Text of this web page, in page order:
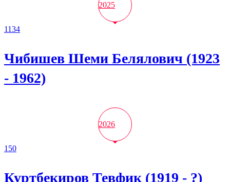
2025
1134
Чибишев Шеми Белялович (1923
- 1962)
2026
150
Куртбекиров Тевфик (1919 - ?)